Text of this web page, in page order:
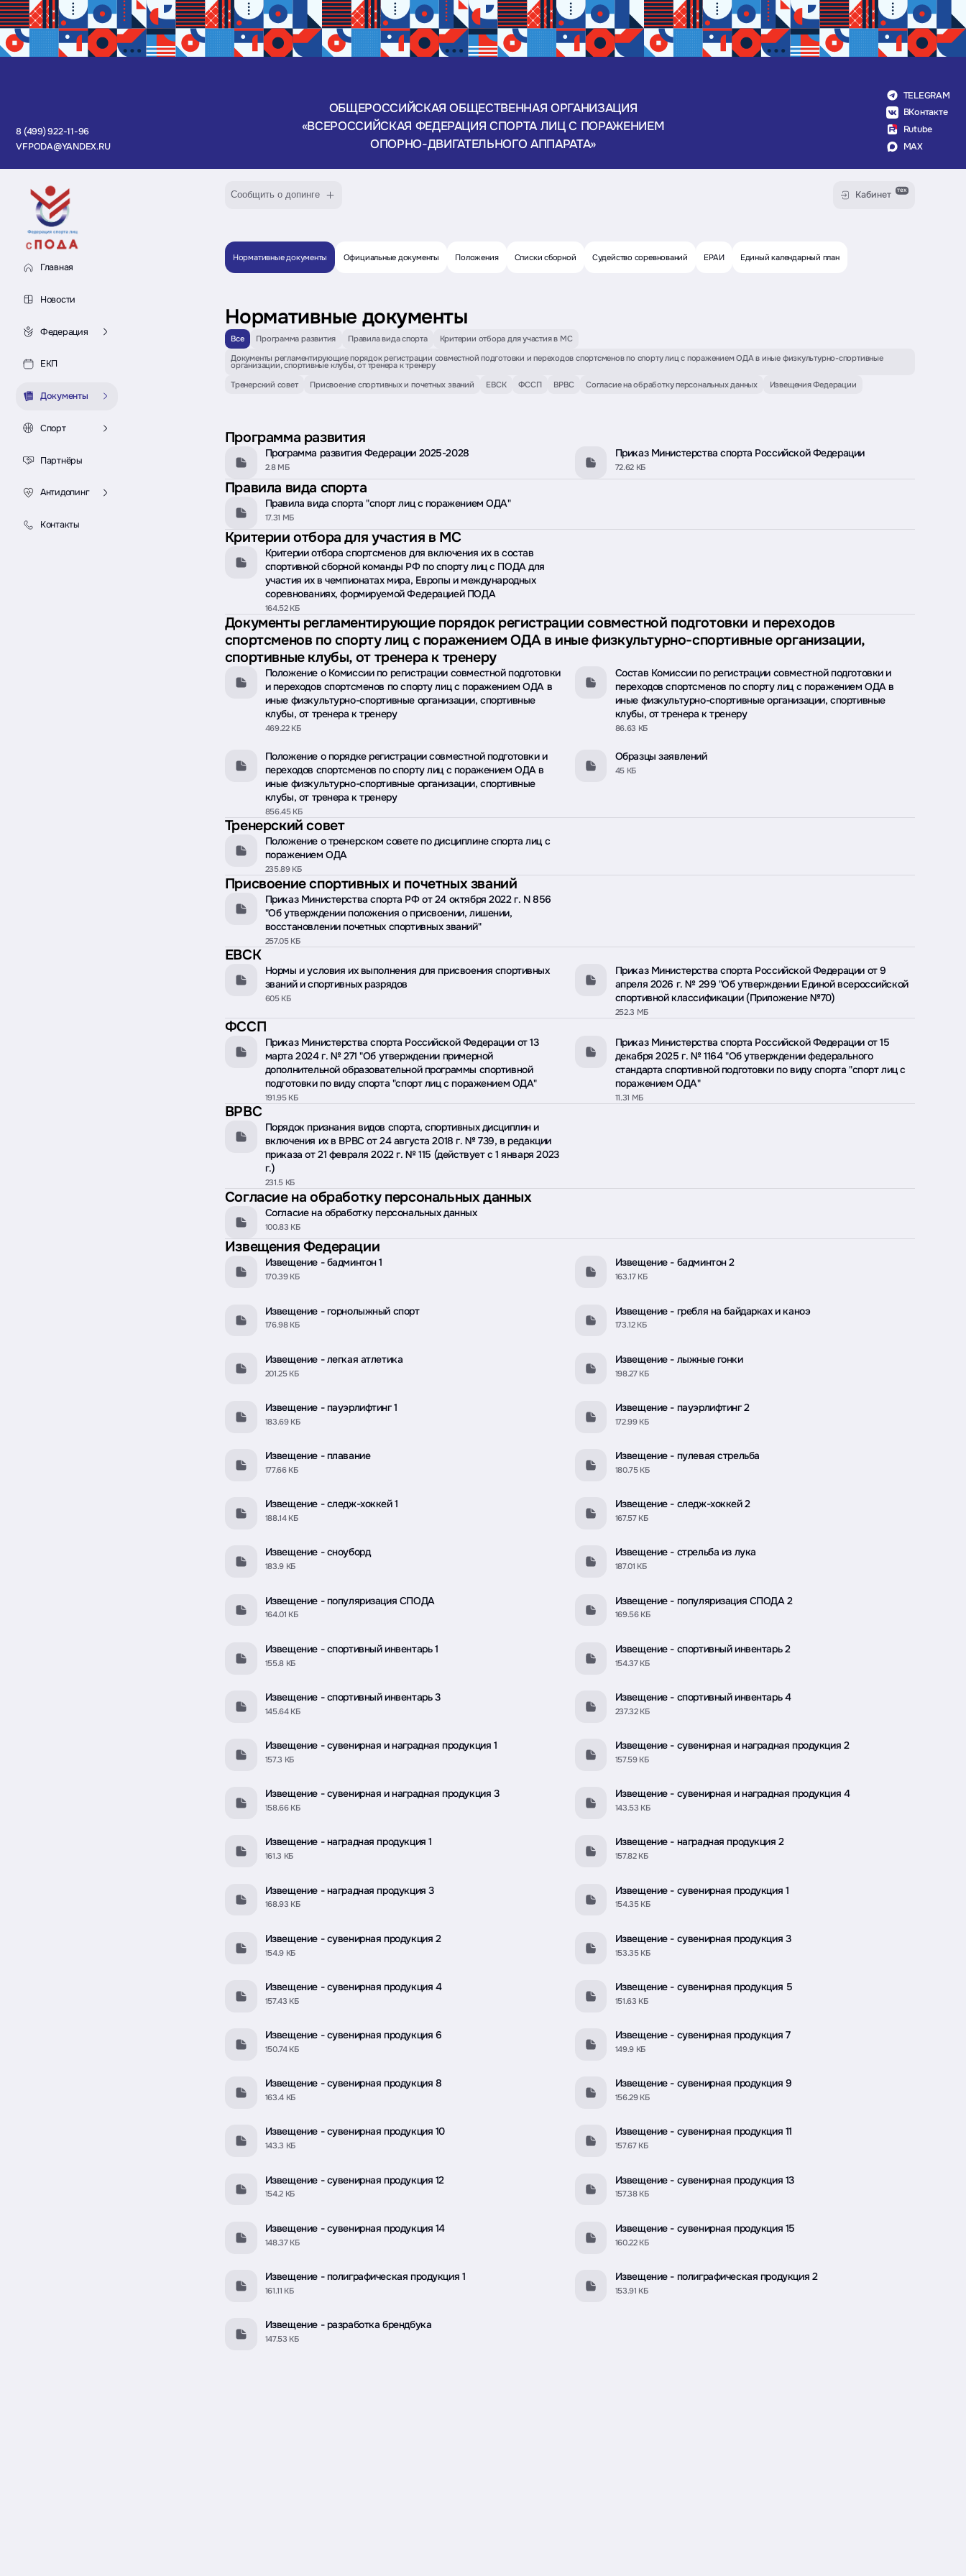
8 (499) 922-11-96
VFPODA@YANDEX.RU
ОБЩЕРОССИЙСКАЯ ОБЩЕСТВЕННАЯ ОРГАНИЗАЦИЯ
«ВСЕРОССИЙСКАЯ ФЕДЕРАЦИЯ СПОРТА ЛИЦ С ПОРАЖЕНИЕМ
ОПОРНО-ДВИГАТЕЛЬНОГО АППАРАТА»
TELEGRAM
ВКонтакте
Rutube
MAX
Главная
Новости
Федерация
ЕКП
Документы
Спорт
Партнёры
Антидопинг
Контакты
Сообщить о допинге Кабинет тех
Нормативные документы Официальные документы Положения Списки сборной Судейство соревнований ЕРАИ Единый календарный план
Нормативные документы
Все Программа развития Правила вида спорта
Критерии отбора для участия в МС
Документы регламентирующие порядок регистрации совместной подготовки и переходов спортсменов по спорту лиц с поражением ОДА в иные физкультурно-спортивные
организации, спортивные клубы, от тренера к тренеру
Тренерский совет
Присвоение спортивных и почетных званий ЕВСК ФССП ВРВС Согласие на обработку персональных данных Извещения Федерации
Программа развития
Программа развития Федерации 2025-2028
2.8 МБ
Приказ Министерства спорта Российской Федерации
72.62 КБ
Правила вида спорта
Правила вида спорта "спорт лиц с поражением ОДА"
17.31 МБ
Критерии отбора для участия в МС
Критерии отбора спортсменов для включения их в состав
спортивной сборной команды РФ по спорту лиц с ПОДА для
участия их в чемпионатах мира, Европы и международных
соревнованиях, формируемой Федерацией ПОДА
164.52 КБ
Документы регламентирующие порядок регистрации совместной подготовки и переходов
спортсменов по спорту лиц с поражением ОДА в иные физкультурно-спортивные организации,
спортивные клубы, от тренера к тренеру
Положение о Комиссии по регистрации совместной подготовки
и переходов спортсменов по спорту лиц с поражением ОДА в
иные физкультурно-спортивные организации, спортивные
клубы, от тренера к тренеру
469.22 КБ
Состав Комиссии по регистрации совместной подготовки и
переходов спортсменов по спорту лиц с поражением ОДА в
иные физкультурно-спортивные организации, спортивные
клубы, от тренера к тренеру
86.63 КБ
Положение о порядке регистрации совместной подготовки и
переходов спортсменов по спорту лиц с поражением ОДА в
иные физкультурно-спортивные организации, спортивные
клубы, от тренера к тренеру
856.45 КБ
Образцы заявлений
45 КБ
Тренерский совет
Положение о тренерском совете по дисциплине спорта лиц с
поражением ОДА
235.89 КБ
Присвоение спортивных и почетных званий
Приказ Министерства спорта РФ от 24 октября 2022 г. N 856
"Об утверждении положения о присвоении, лишении,
восстановлении почетных спортивных званий"
257.05 КБ
ЕВСК
Нормы и условия их выполнения для присвоения спортивных
званий и спортивных разрядов
605 КБ
Приказ Министерства спорта Российской Федерации от 9
апреля 2026 г. № 299 "Об утверждении Единой всероссийской
спортивной классификации (Приложение №70)
252.3 МБ
ФССП
Приказ Министерства спорта Российской Федерации от 13
марта 2024 г. № 271 "Об утверждении примерной
дополнительной образовательной программы спортивной
подготовки по виду спорта "спорт лиц с поражением ОДА"
191.95 КБ
Приказ Министерства спорта Российской Федерации от 15
декабря 2025 г. № 1164 "Об утверждении федерального
стандарта спортивной подготовки по виду спорта "спорт лиц с
поражением ОДА"
11.31 МБ
ВРВС
Порядок признания видов спорта, спортивных дисциплин и
включения их в ВРВС от 24 августа 2018 г. № 739, в редакции
приказа от 21 февраля 2022 г. № 115 (действует с 1 января 2023
г.)
231.5 КБ
Согласие на обработку персональных данных
Согласие на обработку персональных данных
100.83 КБ
Извещения Федерации
Извещение - бадминтон 1
170.39 КБ
Извещение - бадминтон 2
163.17 КБ
Извещение - горнолыжный спорт
176.98 КБ
Извещение - гребля на байдарках и каноэ
173.12 КБ
Извещение - легкая атлетика
201.25 КБ
Извещение - лыжные гонки
198.27 КБ
Извещение - пауэрлифтинг 1
183.69 КБ
Извещение - пауэрлифтинг 2
172.99 КБ
Извещение - плавание
177.66 КБ
Извещение - пулевая стрельба
180.75 КБ
Извещение - следж-хоккей 1
188.14 КБ
Извещение - следж-хоккей 2
167.57 КБ
Извещение - сноуборд
183.9 КБ
Извещение - стрельба из лука
187.01 КБ
Извещение - популяризация СПОДА
164.01 КБ
Извещение - популяризация СПОДА 2
169.56 КБ
Извещение - спортивный инвентарь 1
155.8 КБ
Извещение - спортивный инвентарь 2
154.37 КБ
Извещение - спортивный инвентарь 3
145.64 КБ
Извещение - спортивный инвентарь 4
237.32 КБ
Извещение - сувенирная и наградная продукция 1
157.3 КБ
Извещение - сувенирная и наградная продукция 2
157.59 КБ
Извещение - сувенирная и наградная продукция 3
158.66 КБ
Извещение - сувенирная и наградная продукция 4
143.53 КБ
Извещение - наградная продукция 1
161.3 КБ
Извещение - наградная продукция 2
157.82 КБ
Извещение - наградная продукция 3
168.93 КБ
Извещение - сувенирная продукция 1
154.35 КБ
Извещение - сувенирная продукция 2
154.9 КБ
Извещение - сувенирная продукция 3
153.35 КБ
Извещение - сувенирная продукция 4
157.43 КБ
Извещение - сувенирная продукция 5
151.63 КБ
Извещение - сувенирная продукция 6
150.74 КБ
Извещение - сувенирная продукция 7
149.9 КБ
Извещение - сувенирная продукция 8
163.4 КБ
Извещение - сувенирная продукция 9
156.29 КБ
Извещение - сувенирная продукция 10
143.3 КБ
Извещение - сувенирная продукция 11
157.67 КБ
Извещение - сувенирная продукция 12
154.2 КБ
Извещение - сувенирная продукция 13
157.38 КБ
Извещение - сувенирная продукция 14
148.37 КБ
Извещение - сувенирная продукция 15
160.22 КБ
Извещение - полиграфическая продукция 1
161.11 КБ
Извещение - полиграфическая продукция 2
153.91 КБ
Извещение - разработка брендбука
147.53 КБ